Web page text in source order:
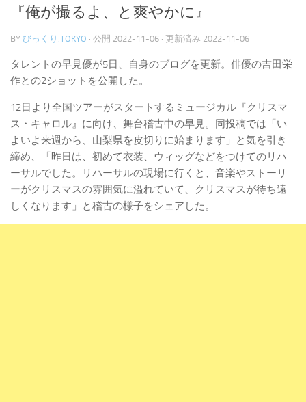
『俺が撮るよ、と爽やかに』
BY びっくり.TOKYO · 公開 2022-11-06 · 更新済み 2022-11-06
タレントの早見優が5日、自身のブログを更新。俳優の吉田栄
作との2ショットを公開した。
12日より全国ツアーがスタートするミュージカル『クリスマ
ス・キャロル』に向け、舞台稽古中の早見。同投稿では「い
よいよ来週から、山梨県を皮切りに始まります」と気を引き
締め、「昨日は、初めて衣装、ウィッグなどをつけてのリハ
ーサルでした。リハーサルの現場に行くと、音楽やストーリ
ーがクリスマスの雰囲気に溢れていて、クリスマスが待ち遠
しくなります」と稽古の様子をシェアした。